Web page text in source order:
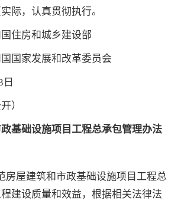
际，认真贯彻执行。
住房和城乡建设部
国家发展和改革委员会
）
基础设施项目工程总承包管理办法
屋建筑和市政基础设施项目工程总
建设质量和效益，根据相关法律法